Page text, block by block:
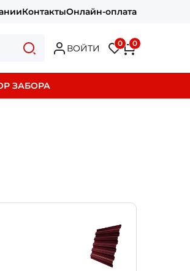
КонтактыОнлайн-оплата
ВОЙТИ 0 0
ЗАБОРА